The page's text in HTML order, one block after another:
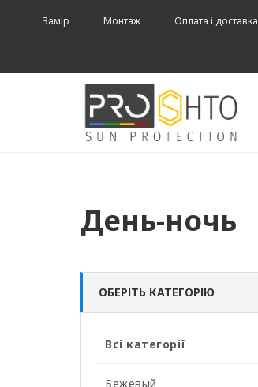
Замір Монтаж Оплата і доставка
День-ночь
ОБЕРІТЬ КАТЕГОРІЮ
Всі категорії
Бежевый